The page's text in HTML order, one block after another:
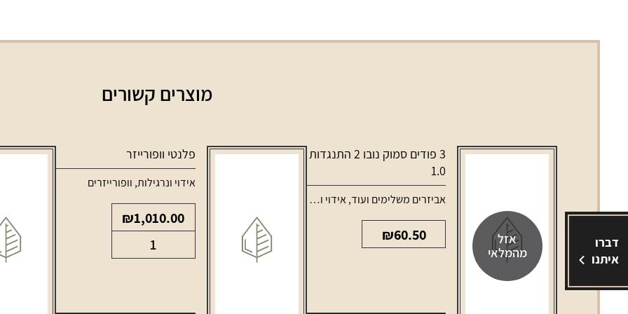
דברו
איתנו
מוצרים קשורים
אזל
מהמלאי
3 פודים סמוק נובו 2 התנגדות
1.0
אביזרים משלימים ועוד,אידוי ונרגילות
₪60.50
פלנטי וופורייזר
אידוי ונרגילות, וופורייזרים
₪1,010.00
של